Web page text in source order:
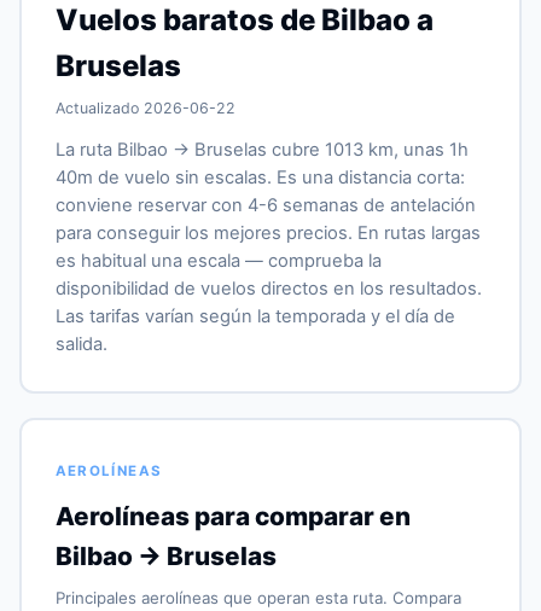
Vuelos baratos de Bilbao a
Bruselas
Actualizado 2026-06-22
La ruta Bilbao → Bruselas cubre 1013 km, unas 1h
40m de vuelo sin escalas. Es una distancia corta:
conviene reservar con 4-6 semanas de antelación
para conseguir los mejores precios. En rutas largas
es habitual una escala — comprueba la
disponibilidad de vuelos directos en los resultados.
Las tarifas varían según la temporada y el día de
salida.
AEROLÍNEAS
Aerolíneas para comparar en
Bilbao → Bruselas
Principales aerolíneas que operan esta ruta. Compara